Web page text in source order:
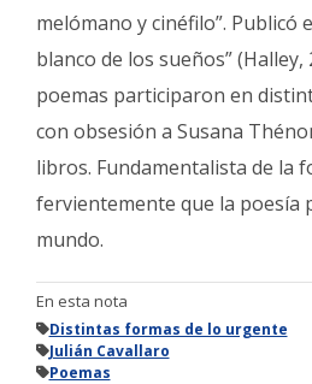
melómano y cinéfilo”. Publicó
blanco de los sueños” (Halley,
poemas participaron en
con obsesión a Susana
libros. Fundamentalista de la
fervientemente que la poesía
mundo.
En esta nota
Distintas formas de lo urgente
Julián Cavallaro
Poemas